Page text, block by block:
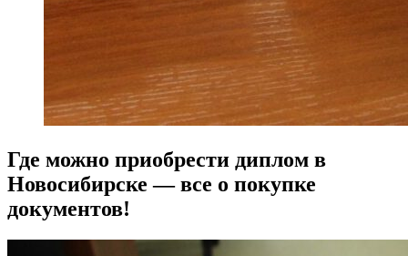
Где можно приобрести диплом в
Новосибирске — все о покупке
документов!